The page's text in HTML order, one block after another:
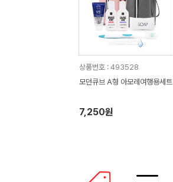
상품번호 : 493528
모던큐브 A형 아모레여행용세트
7,250원